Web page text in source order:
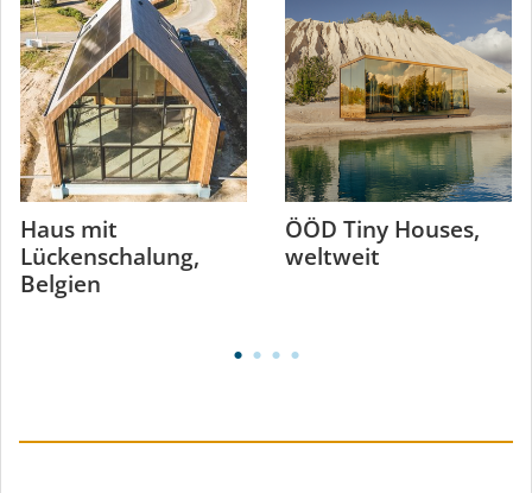
Haus mit
Lückenschalung,
Belgien
ÖÖD Tiny Houses,
weltweit